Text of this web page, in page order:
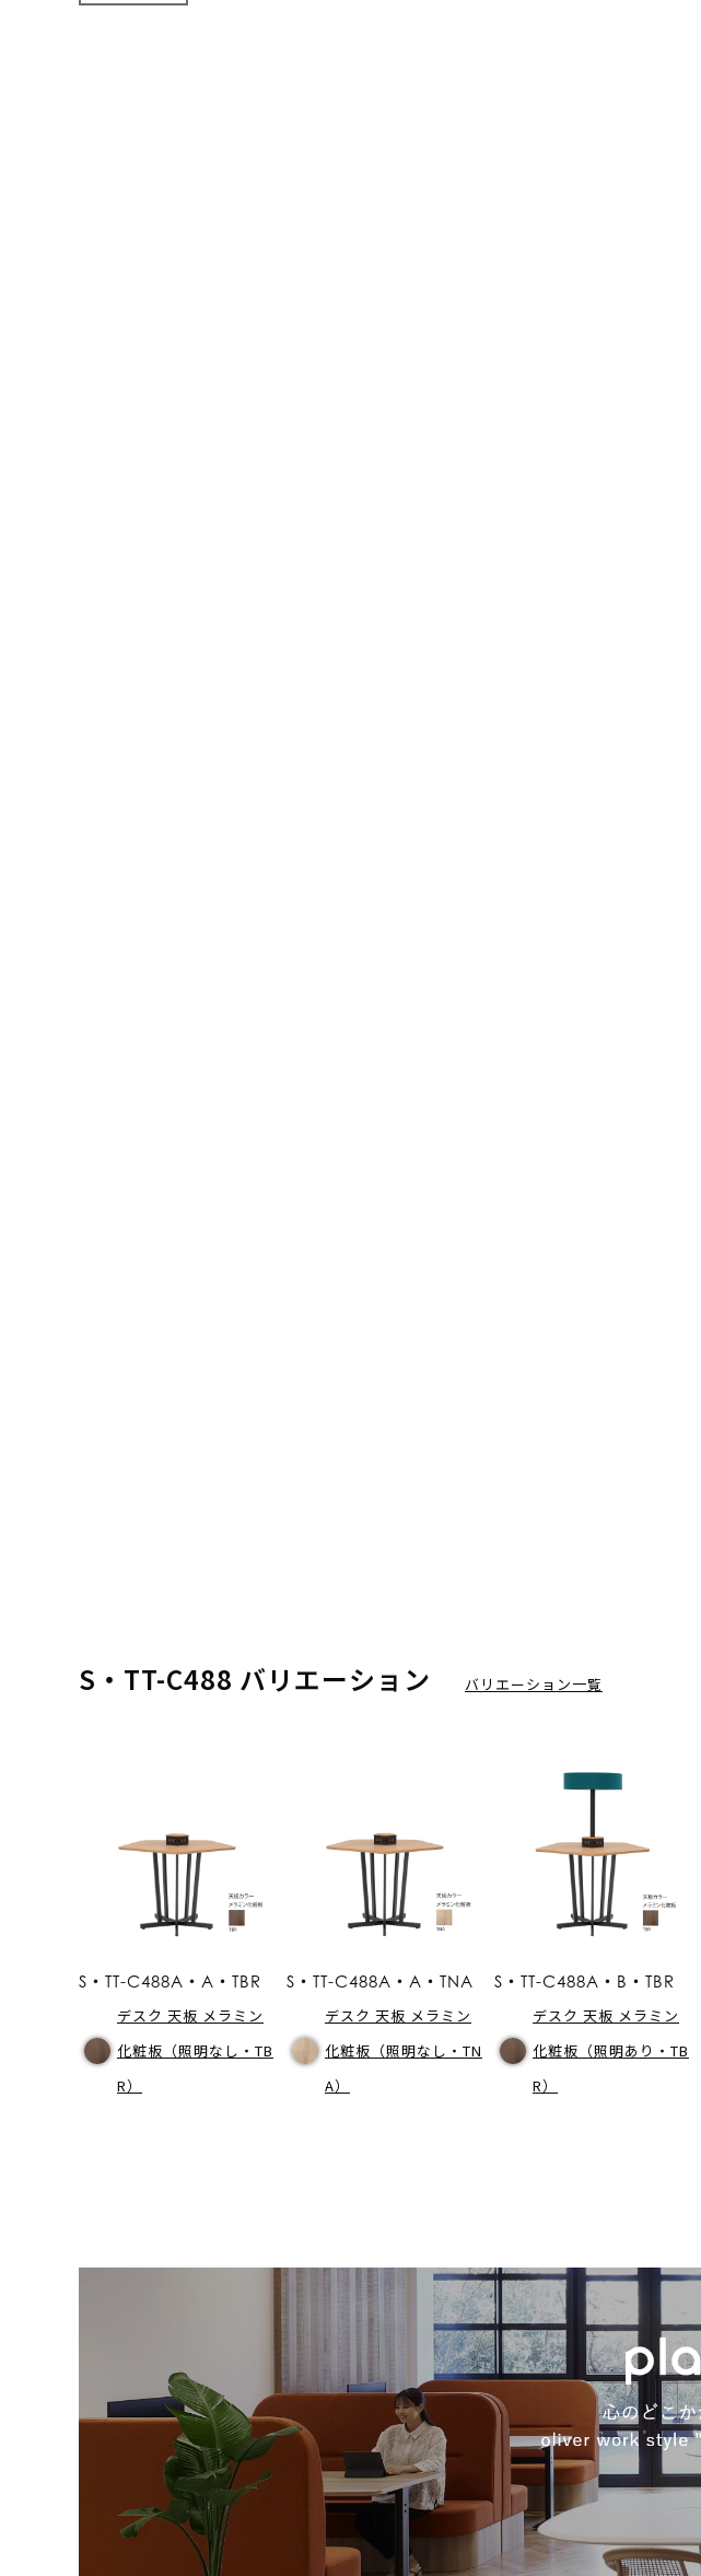
S・TT-C488 バリエーション バリエーション一覧
S・TT-C488A・A・TBR
デスク 天板 メラミン
化粧板（照明なし・TB
R）
S・TT-C488A・A・TNA
デスク 天板 メラミン
化粧板（照明なし・TN
A）
S・TT-C488A・B・TBR
デスク 天板 メラミン
化粧板（照明あり・TB
R）